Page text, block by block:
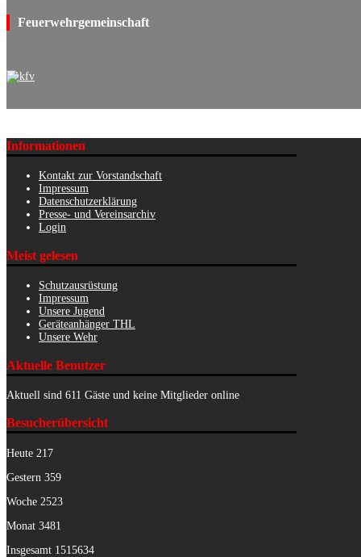
Feuerwehrgemeinschaft
Informationen
Kontakt zur Vorstandschaft
Impressum
Datenschutzerklärung
Presse- und Vereinsarchiv
Login
Meist gelesen
Schutzausrüstung
Impressum
Unsere Jugend
Geräteanhänger THL
Unsere Wehr
Aktuelle Benutzer
Aktuell sind 611 Gäste und keine Mitglieder online
Besucherübersicht
Heute 217
Gestern 359
Woche 2523
Monat 3481
Insgesamt 1515634